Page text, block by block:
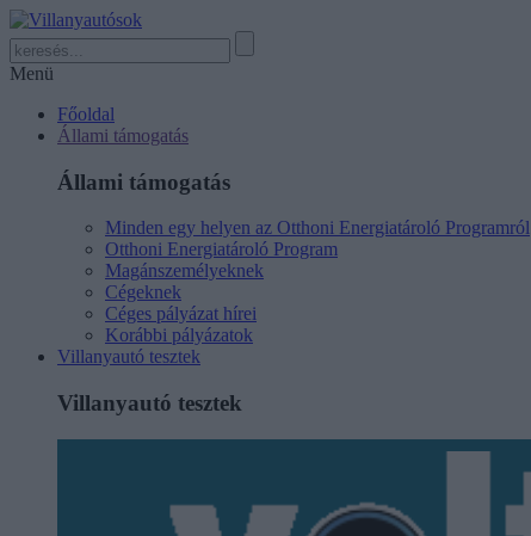
Menü
Főoldal
Állami támogatás
Állami támogatás
Minden egy helyen az Otthoni Energiatároló Programról
Otthoni Energiatároló Program
Magánszemélyeknek
Cégeknek
Céges pályázat hírei
Korábbi pályázatok
Villanyautó tesztek
Villanyautó tesztek